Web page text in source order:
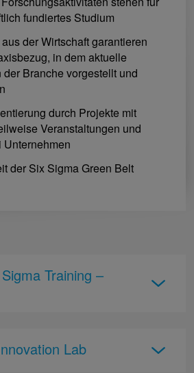
fundiertes Studium
der Wirtschaft garantieren
in dem aktuelle
Branche vorgestellt und
durch Projekte mit
Veranstaltungen und
der Six Sigma Green Belt
Training –
Lab